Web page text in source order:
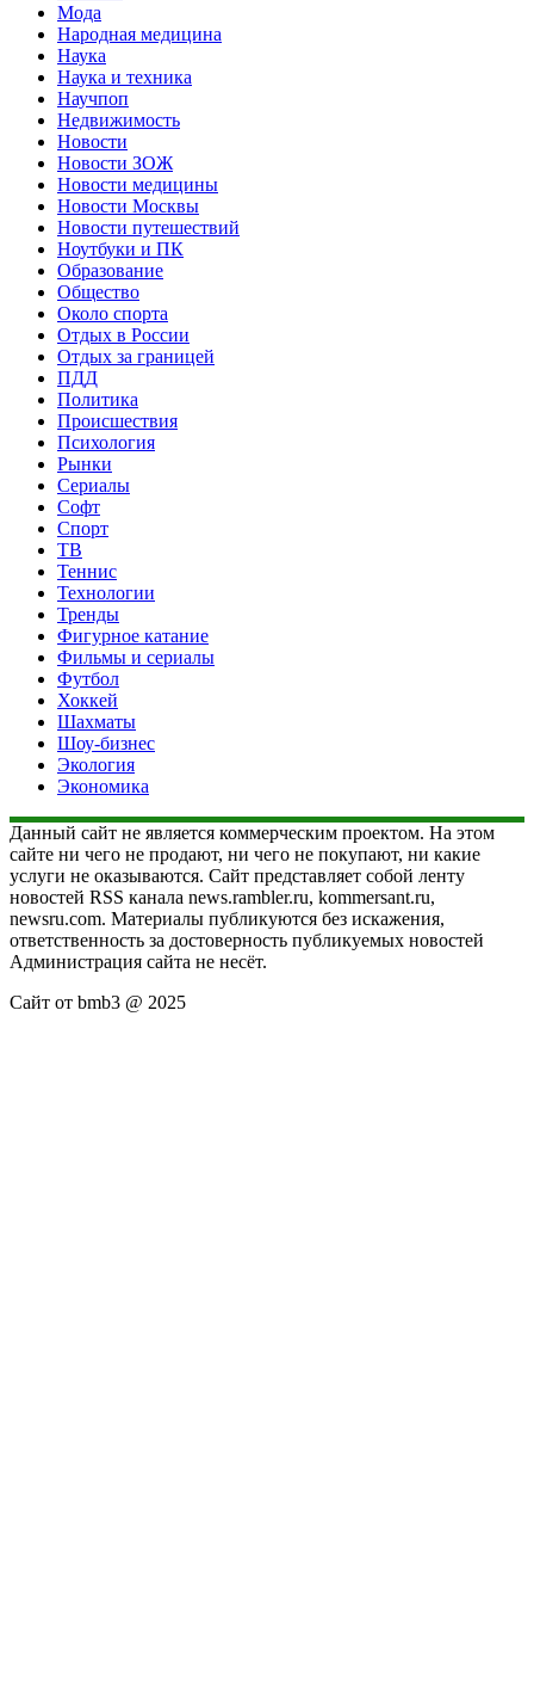
Мода
Народная медицина
Наука
Наука и техника
Научпоп
Недвижимость
Новости
Новости ЗОЖ
Новости медицины
Новости Москвы
Новости путешествий
Ноутбуки и ПК
Образование
Общество
Около спорта
Отдых в России
Отдых за границей
ПДД
Политика
Происшествия
Психология
Рынки
Сериалы
Софт
Спорт
ТВ
Теннис
Технологии
Тренды
Фигурное катание
Фильмы и сериалы
Футбол
Хоккей
Шахматы
Шоу-бизнес
Экология
Экономика
Данный сайт не является коммерческим проектом. На этом
сайте ни чего не продают, ни чего не покупают, ни какие
услуги не оказываются. Сайт представляет собой ленту
новостей RSS канала news.rambler.ru, kommersant.ru,
newsru.com. Материалы публикуются без искажения,
ответственность за достоверность публикуемых новостей
Администрация сайта не несёт.
Сайт от bmb3 @ 2025